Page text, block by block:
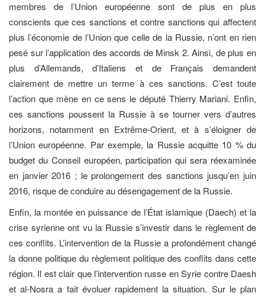
membres de l’Union européenne sont de plus en plus
conscients que ces sanctions et contre sanctions qui affectent
plus l’économie de l’Union que celle de la Russie, n’ont en rien
pesé sur l’application des accords de Minsk 2. Ainsi, de plus en
plus d’Allemands, d’Italiens et de Français demandent
clairement de mettre un terme à ces sanctions. C’est toute
l’action que mène en ce sens le député Thierry Mariani. Enfin,
ces sanctions poussent la Russie à se tourner vers d’autres
horizons, notam­ment en Extrême-Orient, et à s’éloi­gner de
l’Union européenne. Par exemple, la Russie acquitte 10 % du
budget du Conseil européen, participation qui sera réexa­minée
en janvier 2016 ; le prolongement des sanctions jusqu’en juin
2016, risque de conduire au désengagement de la Russie.
Enfin, la montée en puissance de l’État islamique (Daech) et la
crise syrienne ont vu la Russie s’investir dans le règlement de
ces conflits. L’intervention de la Russie a profondément changé
la donne politique du règlement politique des conflits dans cette
région. Il est clair que l’intervention russe en Syrie contre Daesh
et al-Nosra a fait évoluer rapidement la situation. Sur le plan